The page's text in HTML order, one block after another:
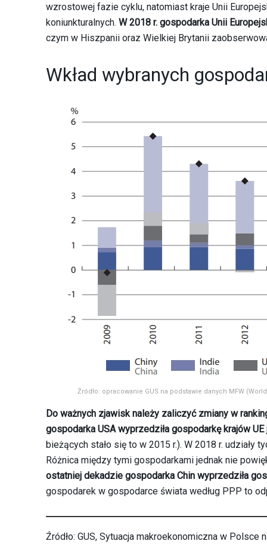
wzrostowej fazie cyklu, natomiast kraje Unii
koniunkturalnych. W 2018 r. gospodarka Unii
czym w Hiszpanii oraz Wielkiej Brytanii
Wkład wybranych
Źródło: opracowanie GUS na podstawie danych MFW
Do ważnych zjawisk należy zaliczyć zmiany w
gospodarka USA wyprzedziła gospodarkę krajów UE
bieżących stało się to w 2015 r.). W 2018 r. udziały
Różnica między tymi gospodarkami jednak nie
ostatniej dekadzie gospodarka Chin wyprzedziła
gospodarek w gospodarce świata według PPP to
Źródło: GUS, Sytuacja makroekonomiczna w